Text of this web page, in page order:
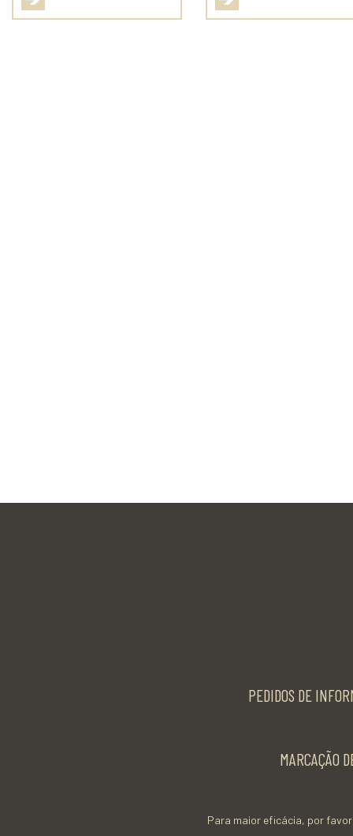
PEDIDOS DE
MARCAÇÃO
Para maior eficácia, por